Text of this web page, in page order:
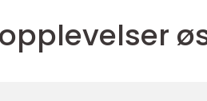
opplevelser